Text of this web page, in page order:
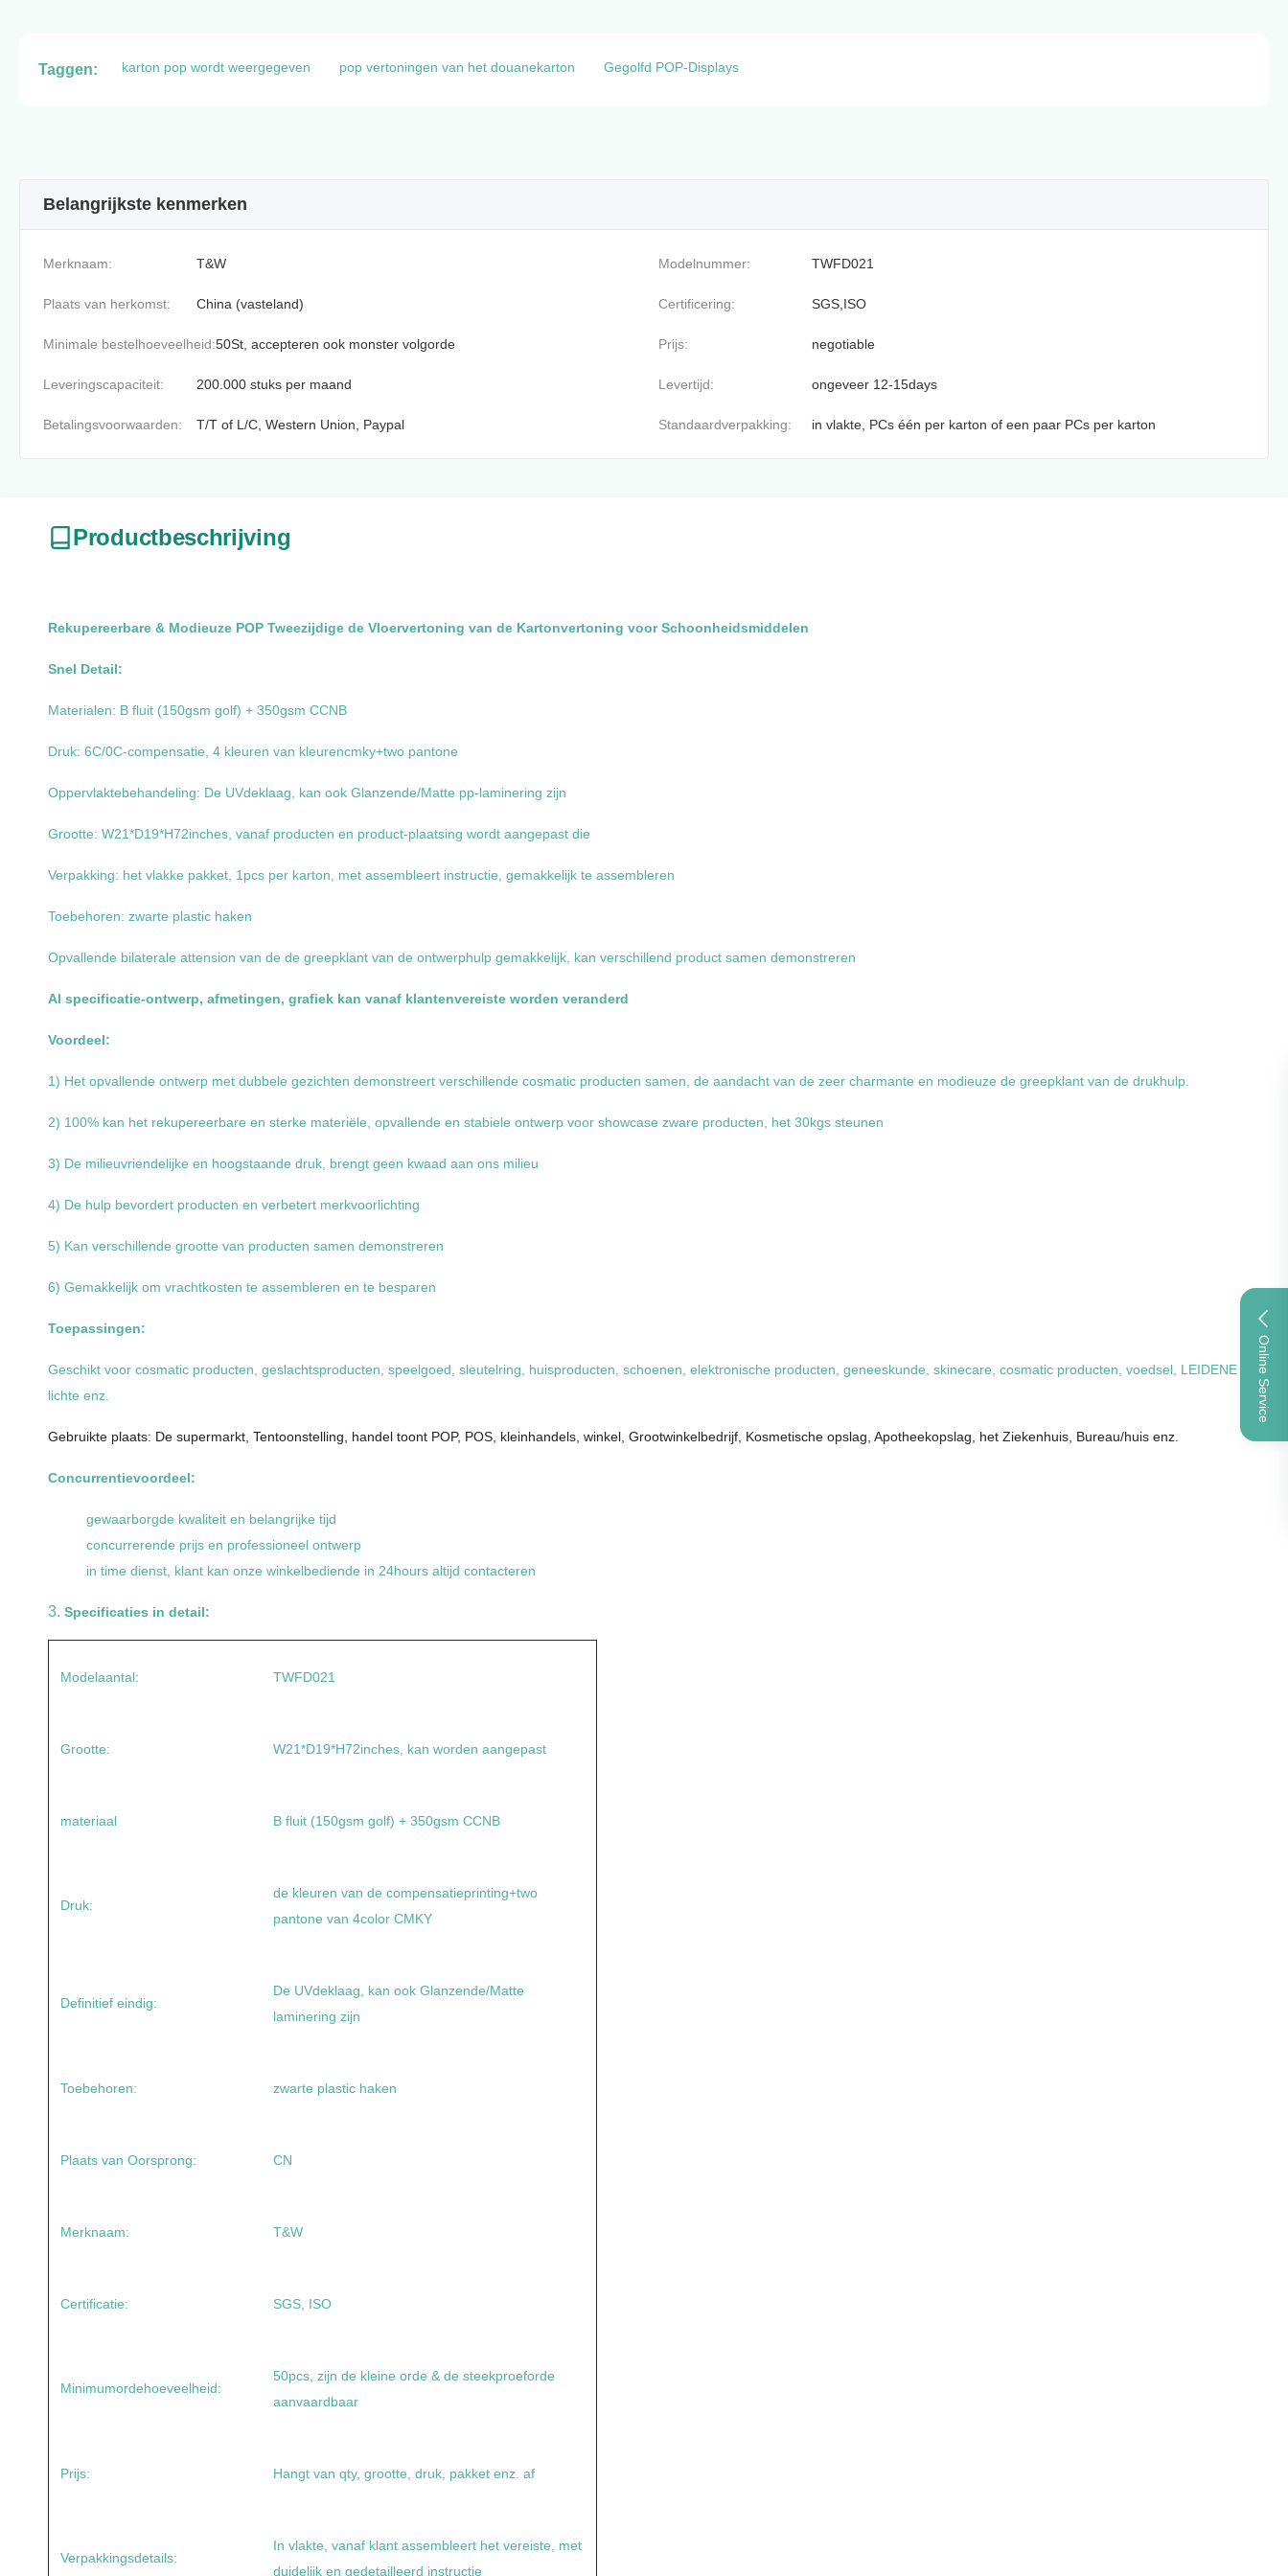
Online Service
Taggen: karton pop wordt weergegeven pop vertoningen van het douanekarton Gegolfd POP-Displays
Belangrijkste kenmerken
Merknaam: T&W Modelnummer: TWFD021
Plaats van herkomst: China (vasteland) Certificering: SGS,ISO
Minimale bestelhoeveelheid:50St, accepteren ook monster volgorde Prijs: negotiable
Leveringscapaciteit: 200.000 stuks per maand Levertijd: ongeveer 12-15days
Betalingsvoorwaarden: T/T of L/C, Western Union, Paypal Standaardverpakking: in vlakte, PCs één per karton of een paar PCs per karton
Productbeschrijving
Rekupereerbare & Modieuze POP Tweezijdige de Vloervertoning van de Kartonvertoning voor Schoonheidsmiddelen
Snel Detail:
Materialen: B fluit (150gsm golf) + 350gsm CCNB
Druk: 6C/0C-compensatie, 4 kleuren van kleurencmky+two pantone
Oppervlaktebehandeling: De UVdeklaag, kan ook Glanzende/Matte pp-laminering zijn
Grootte: W21*D19*H72inches, vanaf producten en product-plaatsing wordt aangepast die
Verpakking: het vlakke pakket, 1pcs per karton, met assembleert instructie, gemakkelijk te assembleren
Toebehoren: zwarte plastic haken
Opvallende bilaterale attension van de de greepklant van de ontwerphulp gemakkelijk, kan verschillend product samen demonstreren
Al specificatie-ontwerp, afmetingen, grafiek kan vanaf klantenvereiste worden veranderd
Voordeel:
1) Het opvallende ontwerp met dubbele gezichten demonstreert verschillende cosmatic producten samen, de aandacht van de zeer charmante en modieuze de greepklant van de drukhulp.
2) 100% kan het rekupereerbare en sterke materiële, opvallende en stabiele ontwerp voor showcase zware producten, het 30kgs steunen
3) De milieuvriendelijke en hoogstaande druk, brengt geen kwaad aan ons milieu
4) De hulp bevordert producten en verbetert merkvoorlichting
5) Kan verschillende grootte van producten samen demonstreren
6) Gemakkelijk om vrachtkosten te assembleren en te besparen
Toepassingen:
Geschikt voor cosmatic producten, geslachtsproducten, speelgoed, sleutelring, huisproducten, schoenen, elektronische producten, geneeskunde, skinecare, cosmatic producten, voedsel, LEIDENE
lichte enz.
Gebruikte plaats: De supermarkt, Tentoonstelling, handel toont POP, POS, kleinhandels, winkel, Grootwinkelbedrijf, Kosmetische opslag, Apotheekopslag, het Ziekenhuis, Bureau/huis enz.
Concurrentievoordeel:
gewaarborgde kwaliteit en belangrijke tijd
concurrerende prijs en professioneel ontwerp
in time dienst, klant kan onze winkelbediende in 24hours altijd contacteren
3. Specificaties in detail:
Modelaantal: TWFD021
Grootte: W21*D19*H72inches, kan worden aangepast
materiaal B fluit (150gsm golf) + 350gsm CCNB
Druk:
de kleuren van de compensatieprinting+two
pantone van 4color CMKY
Definitief eindig:
De UVdeklaag, kan ook Glanzende/Matte
laminering zijn
Toebehoren: zwarte plastic haken
Plaats van Oorsprong: CN
Merknaam: T&W
Certificatie: SGS, ISO
Minimumordehoeveelheid:
50pcs, zijn de kleine orde & de steekproeforde
aanvaardbaar
Prijs: Hangt van qty, grootte, druk, pakket enz. af
Verpakkingsdetails:
In vlakte, vanaf klant assembleert het vereiste, met
duidelijk en gedetailleerd instructie